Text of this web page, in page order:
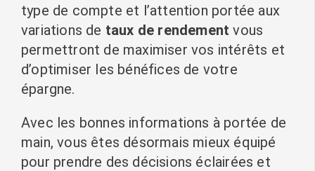
type de compte et l’attention portée aux
variations de taux de rendement vous
permettront de maximiser vos intérêts et
d’optimiser les bénéfices de votre
épargne.
Avec les bonnes informations à portée de
main, vous êtes désormais mieux équipé
pour prendre des décisions éclairées et